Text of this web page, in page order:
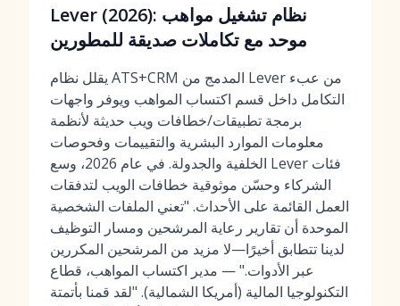
Lever (2026): نظام تشغيل مواهب
موحد مع تكاملات صديقة للمطورين
يقلل نظام ATS+CRM المدمج من Lever من عبء
التكامل داخل قسم اكتساب المواهب ويوفر واجهات
برمجة تطبيقات/خطافات ويب حديثة لأنظمة
معلومات الموارد البشرية والتقييمات وفحوصات
الخلفية والجدولة. في عام 2026، وسع Lever فئات
الشركاء وحسّن موثوقية خطافات الويب لتدفقات
العمل القائمة على الأحداث. "تعني الملفات الشخصية
الموحدة أن تقارير رعاية المرشحين ومسار التوظيف
لدينا تتطابق أخيرًا—لا مزيد من المرشحين المكررين
عبر الأدوات." — مدير اكتساب المواهب، قطاع
التكنولوجيا المالية (أمريكا الشمالية). "لقد قمنا بأتمتة